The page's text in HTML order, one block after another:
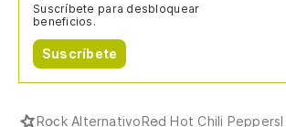
Suscríbete para desbloquear
beneficios.
Suscríbete
Rock AlternativoRed Hot Chili Peppers